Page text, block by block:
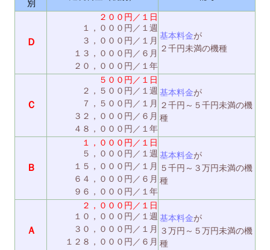
別
Ｄ
２００円／１日
１，０００円／１週
３，０００円／１月
１３，０００円／６月
２０，０００円／１年
基本料金が
２千円未満の機種
Ｃ
５００円／１日
２，５００円／１週
７，５００円／１月
３２，０００円／６月
４８，０００円／１年
基本料金が
２千円～５千円未満の機
種
Ｂ
１，０００円／１日
５，０００円／１週
１５，０００円／１月
６４，０００円／６月
９６，０００円／１年
基本料金が
５千円～３万円未満の機
種
Ａ
２，０００円／１日
１０，０００円／１週
３０，０００円／１月
１２８，０００円／６月
基本料金が
３万円～５万円未満の機
種